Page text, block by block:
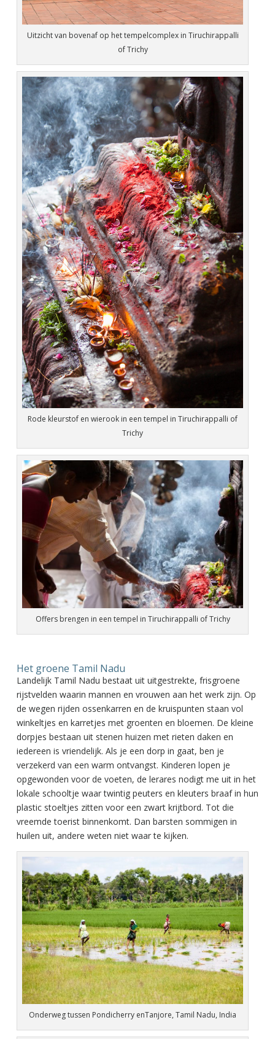
Uitzicht van bovenaf op het tempelcomplex in Tiruchirappalli
of Trichy
Rode kleurstof en wierook in een tempel in Tiruchirappalli of
Trichy
Offers brengen in een tempel in Tiruchirappalli of Trichy
Het groene Tamil Nadu
Landelijk Tamil Nadu bestaat uit uitgestrekte, frisgroene
rijstvelden waarin mannen en vrouwen aan het werk zijn. Op
de wegen rijden ossenkarren en de kruispunten staan vol
winkeltjes en karretjes met groenten en bloemen. De kleine
dorpjes bestaan uit stenen huizen met rieten daken en
iedereen is vriendelijk. Als je een dorp in gaat, ben je
verzekerd van een warm ontvangst. Kinderen lopen je
opgewonden voor de voeten, de lerares nodigt me uit in het
lokale schooltje waar twintig peuters en kleuters braaf in hun
plastic stoeltjes zitten voor een zwart krijtbord. Tot die
vreemde toerist binnenkomt. Dan barsten sommigen in
huilen uit, andere weten niet waar te kijken.
Onderweg tussen Pondicherry enTanjore, Tamil Nadu, India